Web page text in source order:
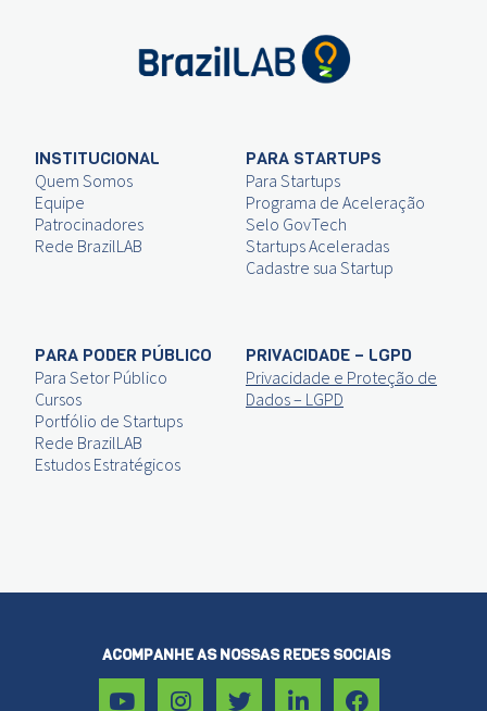
INSTITUCIONAL
Quem Somos
Equipe
Patrocinadores
Rede BrazilLAB
PARA STARTUPS
Para Startups
Programa de Aceleração
Selo GovTech
Startups Aceleradas
Cadastre sua Startup
PARA PODER PÚBLICO
Para Setor Público
Cursos
Portfólio de Startups
Rede BrazilLAB
Estudos Estratégicos
PRIVACIDADE – LGPD
Privacidade e Proteção de
Dados – LGPD
ACOMPANHE AS NOSSAS REDES SOCIAIS